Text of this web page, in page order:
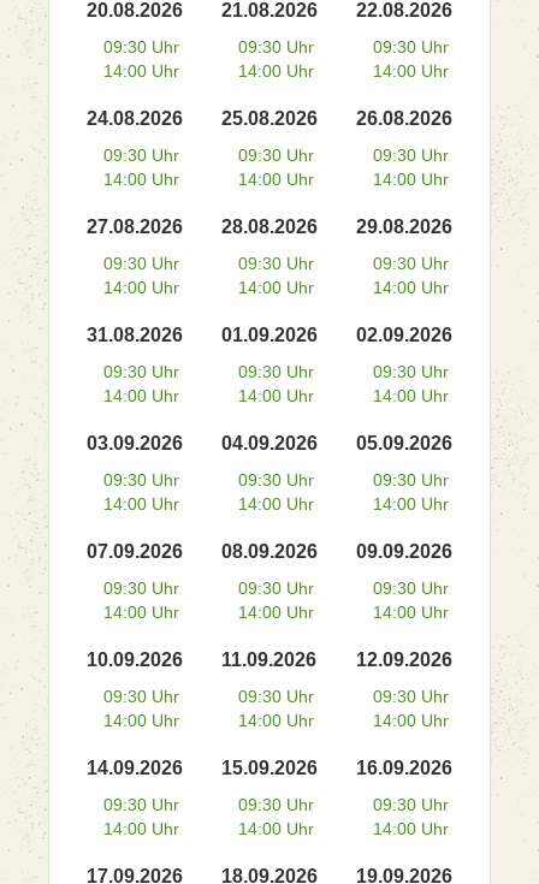
20.08.2026
09:30 Uhr
14:00 Uhr
21.08.2026
09:30 Uhr
14:00 Uhr
22.08.2026
09:30 Uhr
14:00 Uhr
24.08.2026
09:30 Uhr
14:00 Uhr
25.08.2026
09:30 Uhr
14:00 Uhr
26.08.2026
09:30 Uhr
14:00 Uhr
27.08.2026
09:30 Uhr
14:00 Uhr
28.08.2026
09:30 Uhr
14:00 Uhr
29.08.2026
09:30 Uhr
14:00 Uhr
31.08.2026
09:30 Uhr
14:00 Uhr
01.09.2026
09:30 Uhr
14:00 Uhr
02.09.2026
09:30 Uhr
14:00 Uhr
03.09.2026
09:30 Uhr
14:00 Uhr
04.09.2026
09:30 Uhr
14:00 Uhr
05.09.2026
09:30 Uhr
14:00 Uhr
07.09.2026
09:30 Uhr
14:00 Uhr
08.09.2026
09:30 Uhr
14:00 Uhr
09.09.2026
09:30 Uhr
14:00 Uhr
10.09.2026
09:30 Uhr
14:00 Uhr
11.09.2026
09:30 Uhr
14:00 Uhr
12.09.2026
09:30 Uhr
14:00 Uhr
14.09.2026
09:30 Uhr
14:00 Uhr
15.09.2026
09:30 Uhr
14:00 Uhr
16.09.2026
09:30 Uhr
14:00 Uhr
17.09.2026 18.09.2026 19.09.2026